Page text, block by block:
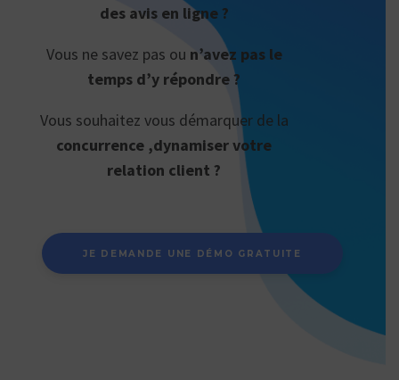
des avis en ligne ?
Vous ne savez pas ou n’avez pas le
temps d’y répondre ?
Vous souhaitez vous démarquer de la
concurrence ,dynamiser votre
relation client ?
JE DEMANDE UNE DÉMO GRATUITE